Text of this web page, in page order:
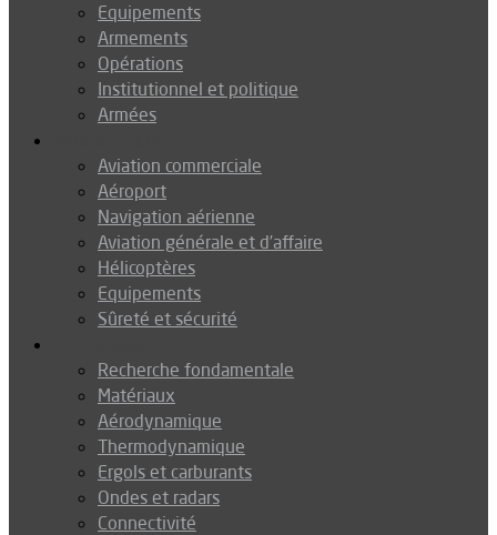
Equipements
Armements
Opérations
Institutionnel et politique
Armées
Aviation commerciale
Aéroport
Navigation aérienne
Aviation générale et d’affaire
Hélicoptères
Equipements
Sûreté et sécurité
Recherche fondamentale
Matériaux
Aérodynamique
Thermodynamique
Ergols et carburants
Ondes et radars
Connectivité